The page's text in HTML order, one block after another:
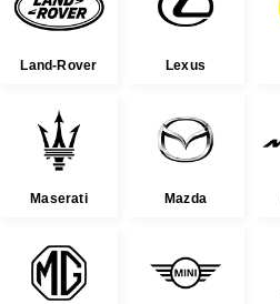
Land-Rover Lexus
Maserati Mazda